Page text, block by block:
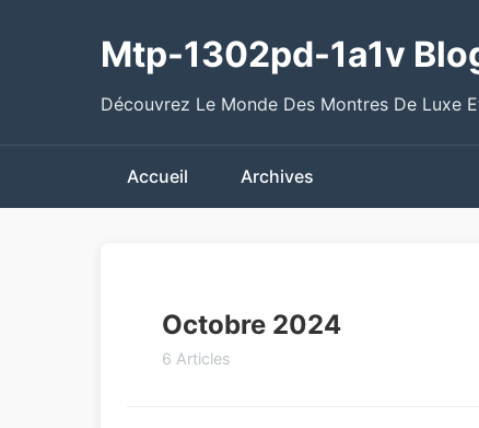
Mtp-1302pd-1a1v
Découvrez Le Monde Des Montres De Luxe
Accueil Archives
Octobre 2024
6 Articles